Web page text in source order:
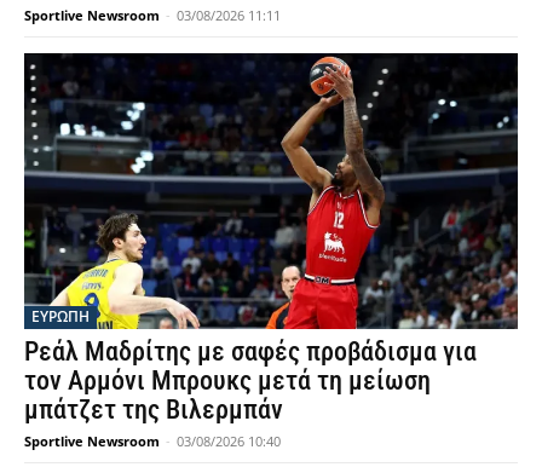
Sportlive Newsroom - 03/08/2026 11:11
ΕΥΡΩΠΗ
Ρεάλ Μαδρίτης με σαφές προβάδισμα για
τον Αρμόνι Μπρουκς μετά τη μείωση
μπάτζετ της Βιλερμπάν
Sportlive Newsroom - 03/08/2026 10:40